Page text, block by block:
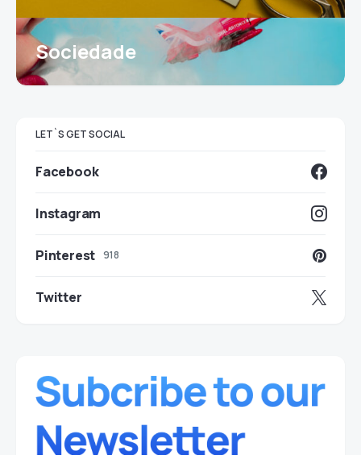
Sociedade
LET`S GET SOCIAL
Facebook
Instagram
Pinterest 918
Twitter